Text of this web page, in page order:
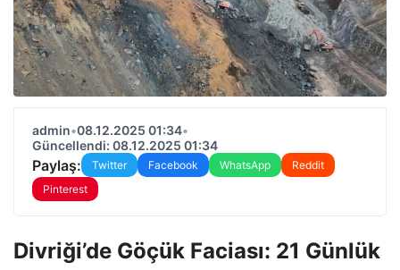
admin•08.12.2025 01:34•
Güncellendi: 08.12.2025 01:34
Paylaş: Twitter Facebook WhatsApp
Reddit
Pinterest
Divriği’de Göçük Faciası: 21 Günlük